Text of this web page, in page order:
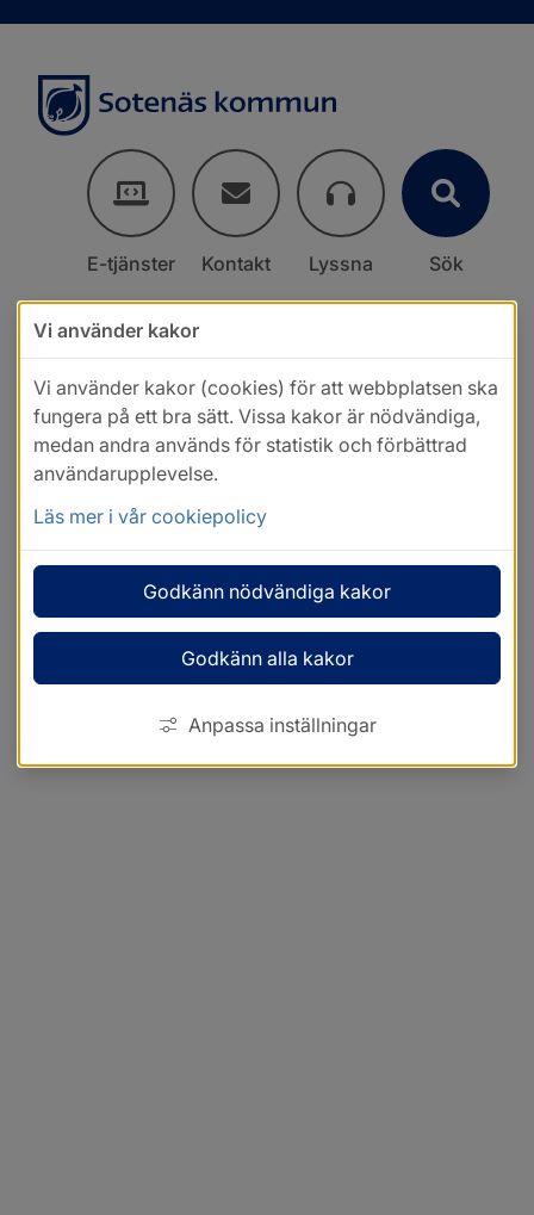
E-tjänster Kontakt Lyssna Sök
Vi använder kakor
Vi använder kakor (cookies) för att webbplatsen ska
fungera på ett bra sätt. Vissa kakor är nödvändiga,
medan andra används för statistik och förbättrad
användarupplevelse.
Läs mer i vår cookiepolicy
Godkänn nödvändiga kakor
Godkänn alla kakor
Anpassa inställningar